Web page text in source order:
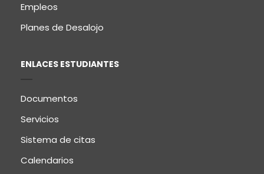
Empleos
Planes de Desalojo
ENLACES ESTUDIANTES
Documentos
Servicios
Sistema de citas
Calendarios